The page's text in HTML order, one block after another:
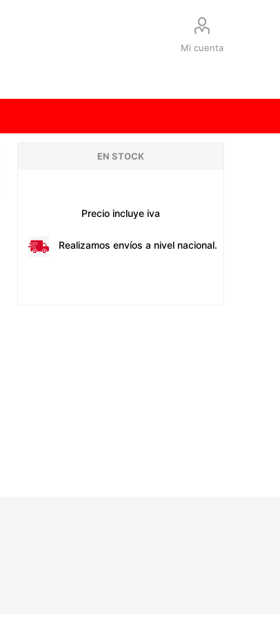
Mi cuenta
EN STOCK
Precio incluye iva
Realizamos envíos a nivel nacional.